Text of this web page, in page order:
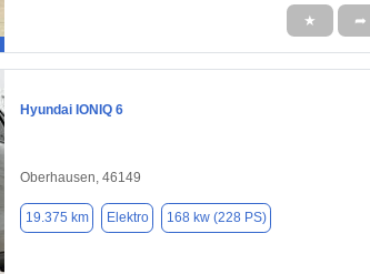
★ ➦
Hyundai IONIQ 6
Oberhausen, 46149
19.375 km Elektro 168 kw (228 PS)